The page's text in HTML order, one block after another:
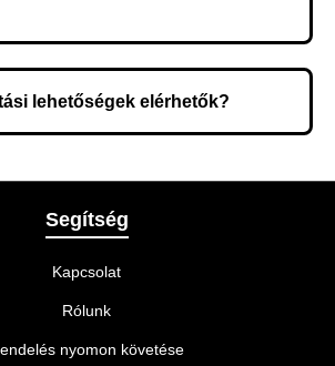
lehetőségek elérhetők?
módot.
Segítség
Kapcsolat
Rólunk
nyomon követése